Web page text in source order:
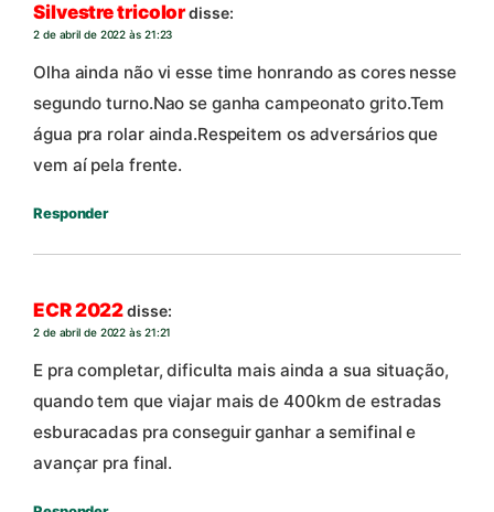
Silvestre tricolordisse:
2 de abril de 2022 às 21:23
Olha ainda não vi esse time honrando as cores nesse
segundo turno.Nao se ganha campeonato grito.Tem
água pra rolar ainda.Respeitem os adversários que
vem aí pela frente.
Responder
ECR 2022disse:
2 de abril de 2022 às 21:21
E pra completar, dificulta mais ainda a sua situação,
quando tem que viajar mais de 400km de estradas
esburacadas pra conseguir ganhar a semifinal e
avançar pra final.